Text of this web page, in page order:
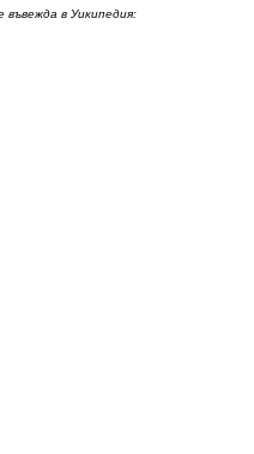
въвежда в Уикипедия: